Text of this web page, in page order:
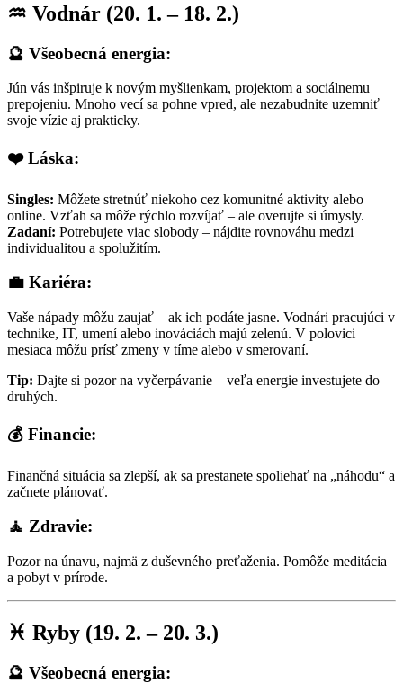
♒ Vodnár (20. 1. – 18. 2.)
🔮 Všeobecná energia:
Jún vás inšpiruje k novým myšlienkam, projektom a sociálnemu
prepojeniu. Mnoho vecí sa pohne vpred, ale nezabudnite uzemniť
svoje vízie aj prakticky.
❤️ Láska:
Singles: Môžete stretnúť niekoho cez komunitné aktivity alebo
online. Vzťah sa môže rýchlo rozvíjať – ale overujte si úmysly.
Zadaní: Potrebujete viac slobody – nájdite rovnováhu medzi
individualitou a spolužitím.
💼 Kariéra:
Vaše nápady môžu zaujať – ak ich podáte jasne. Vodnári pracujúci v
technike, IT, umení alebo inováciách majú zelenú. V polovici
mesiaca môžu prísť zmeny v tíme alebo v smerovaní.
Tip: Dajte si pozor na vyčerpávanie – veľa energie investujete do
druhých.
💰 Financie:
Finančná situácia sa zlepší, ak sa prestanete spoliehať na „náhodu“ a
začnete plánovať.
🧘 Zdravie:
Pozor na únavu, najmä z duševného preťaženia. Pomôže meditácia
a pobyt v prírode.
♓ Ryby (19. 2. – 20. 3.)
🔮 Všeobecná energia: